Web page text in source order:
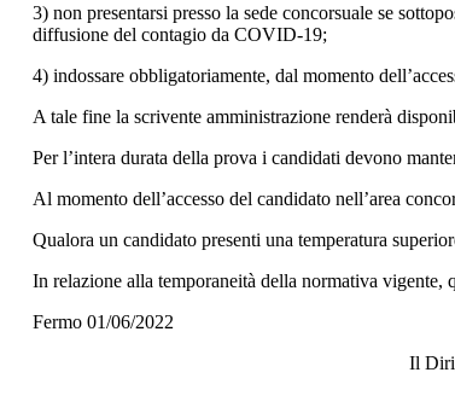
3) non presentarsi presso la sede concorsuale se
diffusione del contagio da COVID-19;
4) indossare obbligatoriamente, dal momento
A tale fine la scrivente amministrazione renderà
Per l’intera durata della prova i candidati devono
Al momento dell’accesso del candidato nell’area
Qualora un candidato presenti una temperatura
In relazione alla temporaneità della normativa
Fermo 01/06/2022
Il
F.to Dott.